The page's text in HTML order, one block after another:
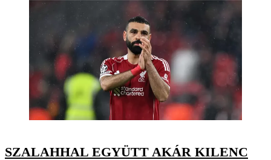
SZALAHHAL EGYÜTT AKÁR KILENC